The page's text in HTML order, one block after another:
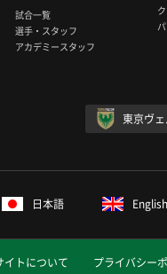
試合一覧
選手・スタッフ
アカデミースタッフ
東京ヴ
日本語 English
イトについて プライバシー